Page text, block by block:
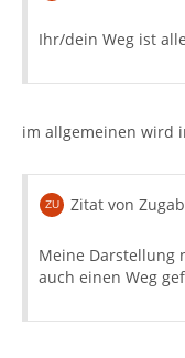
Ihr/dein Weg ist
im allgemeinen wird
Zitat von
Meine Darstellung
auch einen Weg